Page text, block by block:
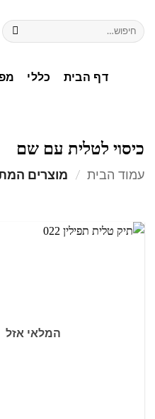
דף הבית כללי
כיסוי לטלית עם שם
עמוד הבית / מוצרים
המלאי אזל